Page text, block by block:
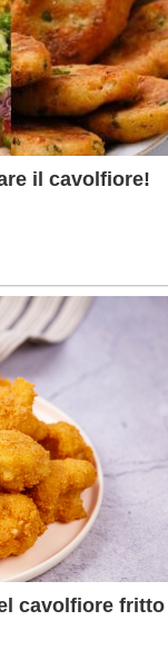
il cavolfiore!
cavolfiore fritto